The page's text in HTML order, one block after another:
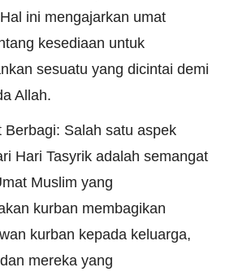
ini mengajarkan umat
kesediaan untuk
sesuatu yang dicintai demi
Allah.
Berbagi: Salah satu aspek
Hari Tasyrik adalah semangat
Muslim yang
kurban membagikan
kurban kepada keluarga,
mereka yang